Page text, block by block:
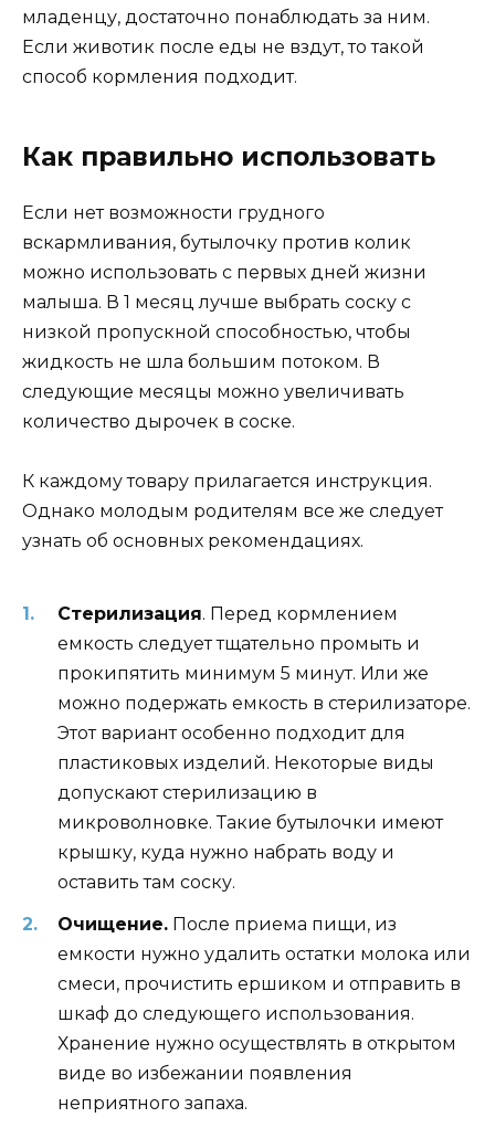
младенцу, достаточно понаблюдать за ним.
Если животик после еды не вздут, то такой
способ кормления подходит.
Как правильно использовать
Если нет возможности грудного
вскармливания, бутылочку против колик
можно использовать с первых дней жизни
малыша. В 1 месяц лучше выбрать соску с
низкой пропускной способностью, чтобы
жидкость не шла большим потоком. В
следующие месяцы можно увеличивать
количество дырочек в соске.
К каждому товару прилагается инструкция.
Однако молодым родителям все же следует
узнать об основных рекомендациях.
Стерилизация. Перед кормлением
емкость следует тщательно промыть и
прокипятить минимум 5 минут. Или же
можно подержать емкость в стерилизаторе.
Этот вариант особенно подходит для
пластиковых изделий. Некоторые виды
допускают стерилизацию в
микроволновке. Такие бутылочки имеют
крышку, куда нужно набрать воду и
оставить там соску.
Очищение. После приема пищи, из
емкости нужно удалить остатки молока или
смеси, прочистить ершиком и отправить в
шкаф до следующего использования.
Хранение нужно осуществлять в открытом
виде во избежании появления
неприятного запаха.